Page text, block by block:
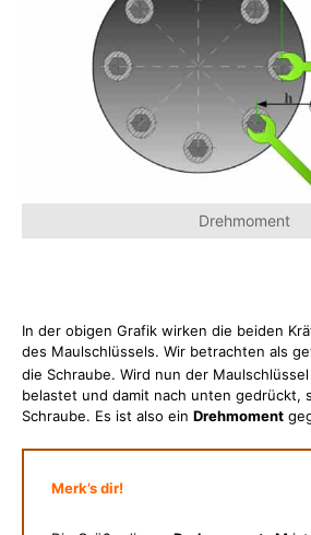
Drehmoment
In der obigen Grafik wirken die beiden
des Maulschlüssels. Wir betrachten als
die Schraube. Wird nun der
belastet und damit nach unten gedrückt,
Schraube. Es ist also ein Drehmoment
Merk’s dir!